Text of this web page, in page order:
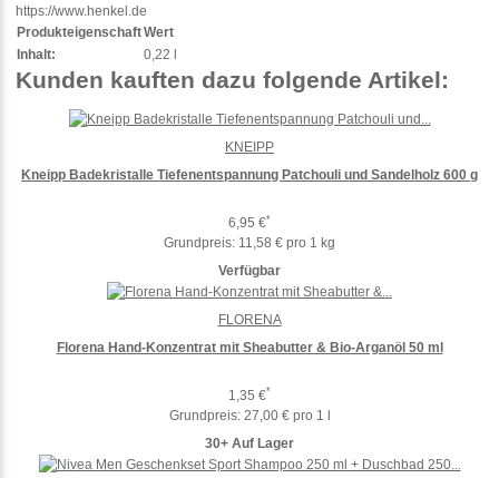
https://www.henkel.de
ProdukteigenschaftWert
Inhalt:
0,22 l
Kunden kauften dazu folgende Artikel:
Kneipp Badekristalle Tiefenentspannung Patchouli und Sandelholz 600 g
6,95 €*
Grundpreis: 11,58 € pro 1 kg
Verfügbar
KNEIPP
Florena Hand-Konzentrat mit Sheabutter & Bio-Arganöl 50 ml
1,35 €*
Grundpreis: 27,00 € pro 1 l
30+ Auf Lager
FLORENA